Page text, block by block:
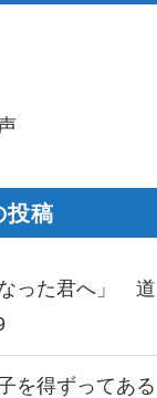
投稿
なった君へ」 道
を得ずってある